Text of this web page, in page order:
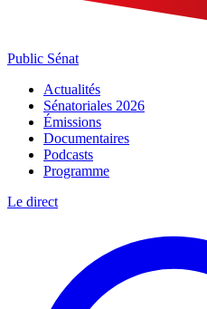
Public Sénat
Actualités
Sénatoriales 2026
Émissions
Documentaires
Podcasts
Programme
Le direct